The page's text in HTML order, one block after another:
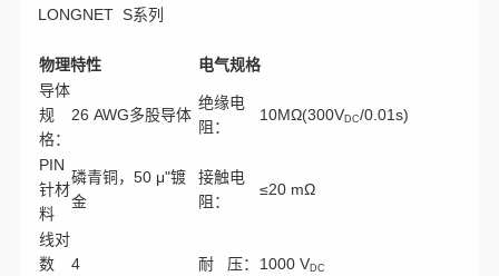
LONGNET S系列
物理特性
电气规格
导体
规
格：
26 AWG多股导体
绝缘电
阻：
10MΩ(300VDC/0.01s)
PIN
针材
料
磷青铜，50 μ"镀
金
接触电
阻：
≤20 mΩ
线对
数
4 耐 压： 1000 VDC